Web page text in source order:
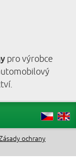
pro výrobce
ochrany